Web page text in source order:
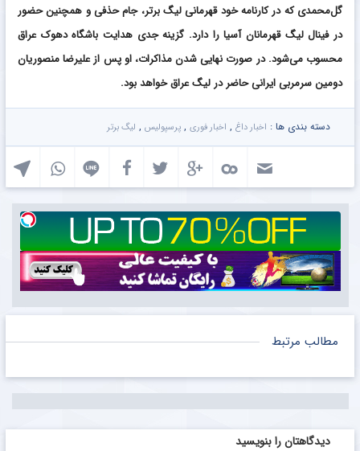
گل‌محمدی که در کارنامه خود قهرمانی لیگ برتر، جام حذفی و همچنین حضور
در فینال لیگ قهرمانان آسیا را دارد. گزینه‌ جدی هدایت باشگاه دهوک عراق
محسوب می‌شود. در صورت نهایی شدن مذاکرات، او پس از علیرضا منصوریان
دومین سرمربی ایرانی حاضر در لیگ عراق خواهد بود.
دسته بندی ها : اخبار داغ , اخبار فوری , پرسپولیس , لیگ برتر
مطالب مرتبط
دیدگاهتان را بنویسید